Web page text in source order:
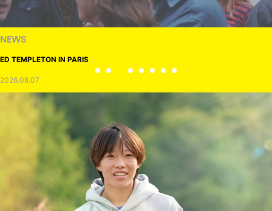
NEWS
ED TEMPLETON IN PARIS
2026.08.07